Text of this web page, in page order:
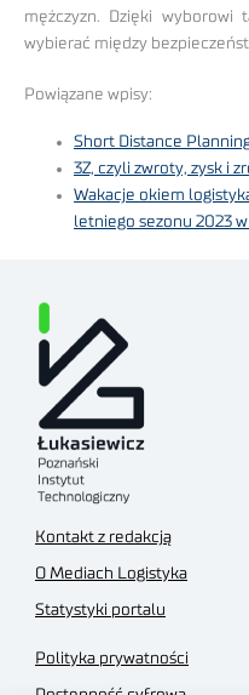
mężczyzn. Dzięki
wybierać między
Powiązane wpisy:
Short Distance
3Z, czyli zwroty, zysk i
Wakacje okiem
letniego sezonu 2023
Kontakt z redakcją
O Mediach Logistyka
Statystyki portalu
Polityka prywatności